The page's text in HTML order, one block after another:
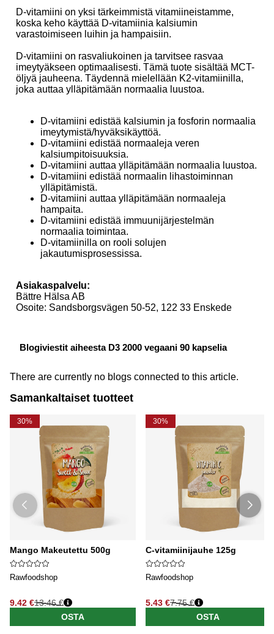
D-vitamiini on yksi tärkeimmistä vitamiineistamme,
koska keho käyttää D-vitamiinia kalsiumin
varastoimiseen luihin ja hampaisiin.
D-vitamiini on rasvaliukoinen ja tarvitsee rasvaa
imeytyäkseen optimaalisesti. Tämä tuote sisältää MCT-
öljyä jauheena. Täydennä mielellään K2-vitamiinilla,
joka auttaa ylläpitämään normaalia luustoa.
D-vitamiini edistää kalsiumin ja fosforin normaalia
imeytymistä/hyväksikäyttöä.
D-vitamiini edistää normaaleja veren
kalsiumpitoisuuksia.
D-vitamiini auttaa ylläpitämään normaalia luustoa.
D-vitamiini edistää normaalin lihastoiminnan
ylläpitämistä.
D-vitamiini auttaa ylläpitämään normaaleja
hampaita.
D-vitamiini edistää immuunijärjestelmän
normaalia toimintaa.
D-vitamiinilla on rooli solujen
jakautumisprosessissa.
Asiakaspalvelu:
Bättre Hälsa AB
Osoite: Sandsborgsvägen 50-52, 122 33 Enskede
Blogiviestit aiheesta D3 2000 vegaani 90 kapselia
There are currently no blogs connected to this article.
Samankaltaiset tuotteet
30%
Mango Makeutettu 500g
Rawfoodshop
9.42 €13.46 €
OSTA
30%
C-vitamiinijauhe 125g
Rawfoodshop
5.43 €7.75 €
OSTA